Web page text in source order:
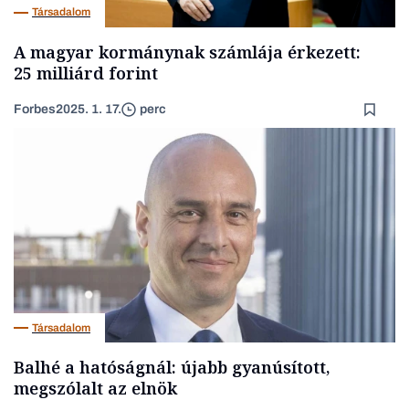
Társadalom
A magyar kormánynak számlája érkezett:
25 milliárd forint
Forbes2025. 1. 17. perc
Társadalom
Balhé a hatóságnál: újabb gyanúsított,
megszólalt az elnök